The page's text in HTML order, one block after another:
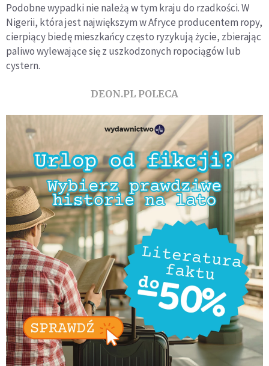
Podobne wypadki nie należą w tym kraju do rzadkości. W
Nigerii, która jest największym w Afryce producentem ropy,
cierpiący biedę mieszkańcy często ryzykują życie, zbierając
paliwo wylewające się z uszkodzonych ropociągów lub
cystern.
DEON.PL POLECA